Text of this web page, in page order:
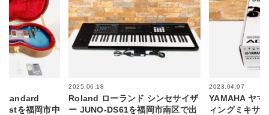
を福岡市中
2025.06.18
Roland ローランド シンセサイザ
ー JUNO-DS61を福岡市南区で出
2023.04.07
YAMAHA ヤマ
ィングミキサ